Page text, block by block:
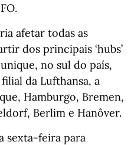
afetar todas as
dos principais ‘hubs’
no sul do país,
da Lufthansa, a
Hamburgo, Bremen,
Berlim e Hanôver.
sexta-feira para